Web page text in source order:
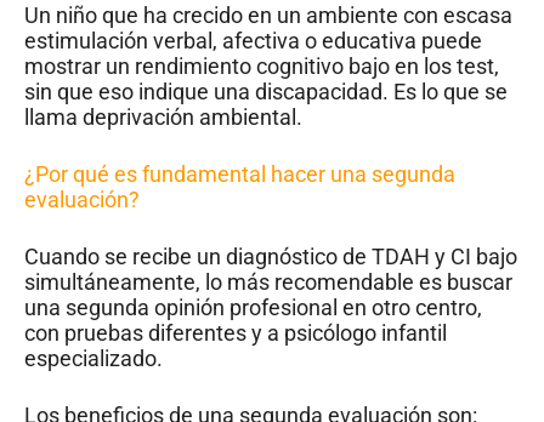
Un niño que ha crecido en un ambiente con escasa
estimulación verbal, afectiva o educativa puede
mostrar un rendimiento cognitivo bajo en los test,
sin que eso indique una discapacidad. Es lo que se
llama deprivación ambiental.
¿Por qué es fundamental hacer una segunda
evaluación?
Cuando se recibe un diagnóstico de TDAH y CI bajo
simultáneamente, lo más recomendable es buscar
una segunda opinión profesional en otro centro,
con pruebas diferentes y a psicólogo infantil
especializado.
Los beneficios de una segunda evaluación son: